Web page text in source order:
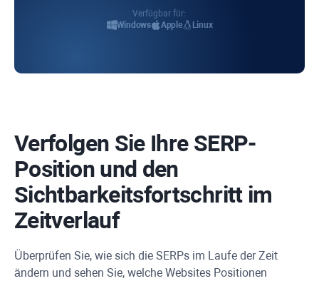
Verfügbar für:
Windows
Apple Linux
Verfolgen Sie Ihre SERP-
Position und den
Sichtbarkeitsfortschritt im
Zeitverlauf
Überprüfen Sie, wie sich die SERPs im Laufe der Zeit
ändern und sehen Sie, welche Websites Positionen